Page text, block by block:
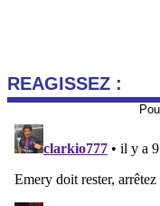
REAGISSEZ :